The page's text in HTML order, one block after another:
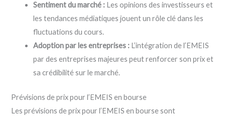
Sentiment du marché : Les opinions des investisseurs et
les tendances médiatiques jouent un rôle clé dans les
fluctuations du cours.
Adoption par les entreprises : L’intégration de l’EMEIS
par des entreprises majeures peut renforcer son prix et
sa crédibilité sur le marché.
Prévisions de prix pour l’EMEIS en bourse
Les prévisions de prix pour l’EMEIS en bourse sont